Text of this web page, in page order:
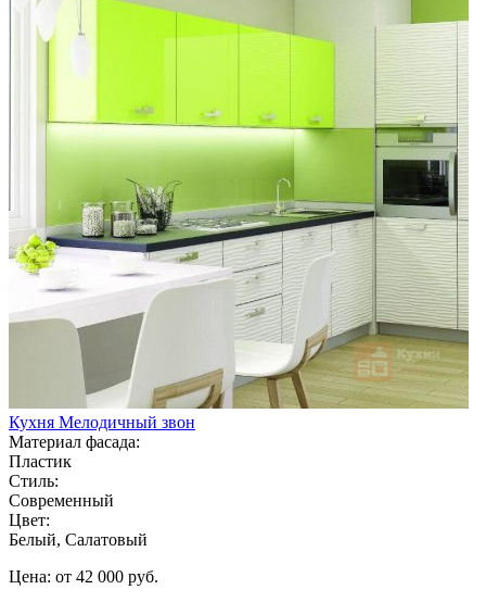
Кухня Мелодичный звон
Материал фасада:
Пластик
Стиль:
Современный
Цвет:
Белый, Салатовый
Цена: от 42 000 руб.